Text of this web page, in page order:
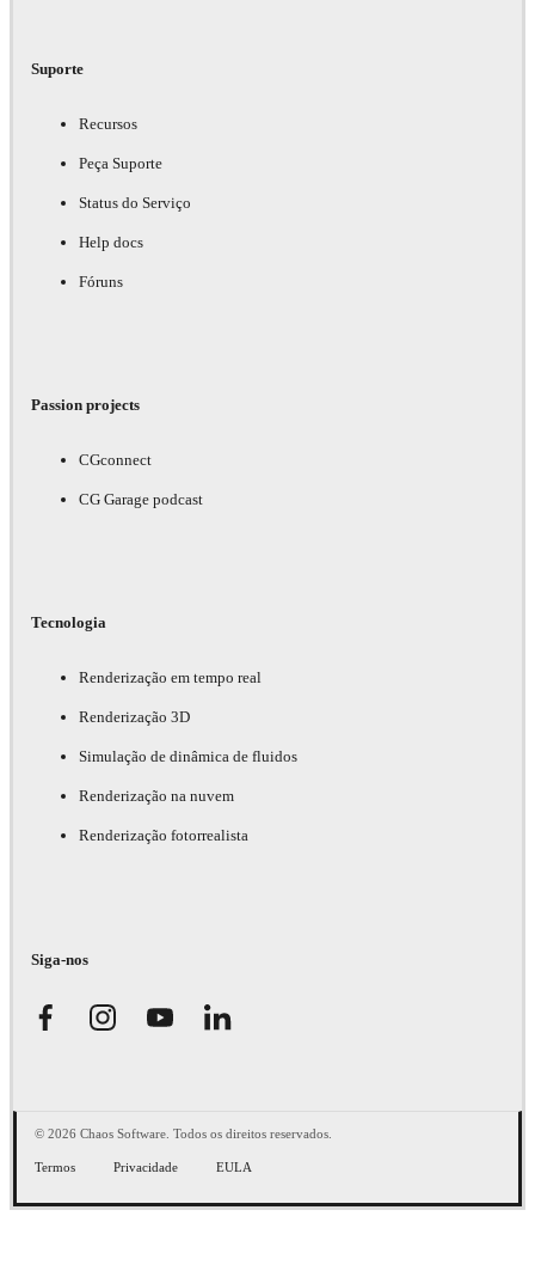
Suporte
Recursos
Peça Suporte
Status do Serviço
Help docs
Fóruns
Passion projects
CGconnect
CG Garage podcast
Tecnologia
Renderização em tempo real
Renderização 3D
Simulação de dinâmica de fluidos
Renderização na nuvem
Renderização fotorrealista
Siga-nos
© 2026 Chaos Software. Todos os direitos reservados.
Termos Privacidade EULA